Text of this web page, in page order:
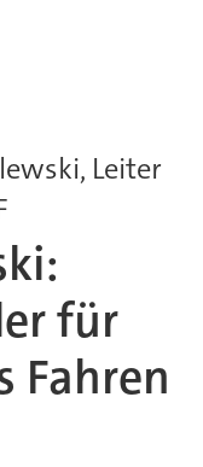
Leiter
für
Fahren